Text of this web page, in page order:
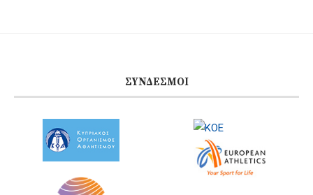
ΣΎΝΔΕΣΜΟΙ